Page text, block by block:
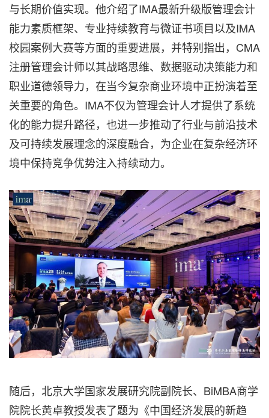
与长期价值实现。他介绍了IMA最新升级版管理会计
能力素质框架、专业持续教育与微证书项目以及IMA
校园案例大赛等方面的重要进展，并特别指出，CMA
注册管理会计师以其战略思维、数据驱动决策能力和
职业道德领导力，在当今复杂商业环境中正扮演着至
关重要的角色。IMA不仅为管理会计人才提供了系统
化的能力提升路径，也进一步推动了行业与前沿技术
及可持续发展理念的深度融合，为企业在复杂经济环
境中保持竞争优势注入持续动力。
随后，北京大学国家发展研究院副院长、BiMBA商学
院院长黄卓教授发表了题为《中国经济发展的新趋